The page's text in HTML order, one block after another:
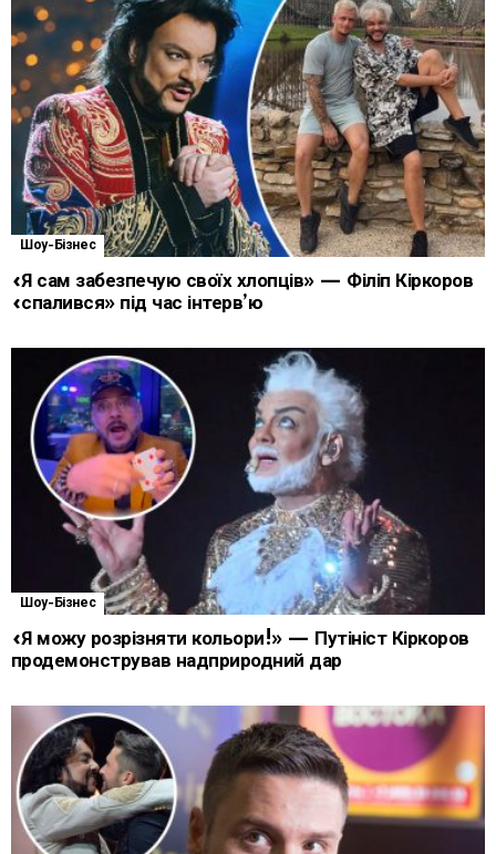
Шоу-Бізнес
«Я сам забезпечую своїх хлопців» — Філіп Кіркоров
«спалився» під час інтерв’ю
Шоу-Бізнес
«Я можу розрізняти кольори!» — Путініст Кіркоров
продемонстрував надприродний дар